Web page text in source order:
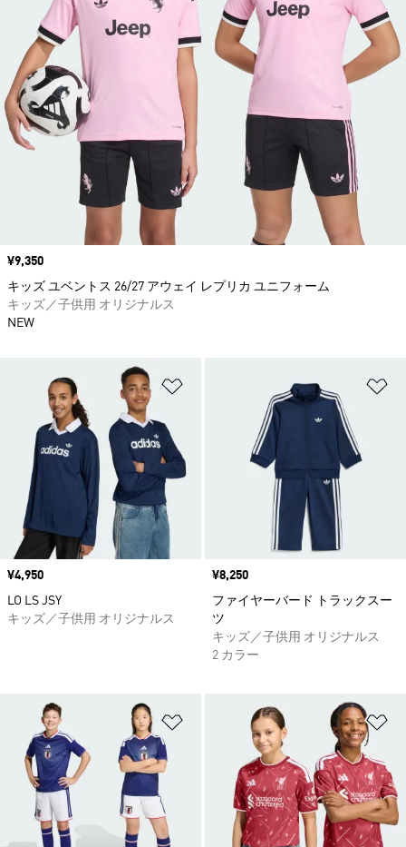
ほしいものリストに追加
価格
¥4,950
LO LS JSY
キッズ／子供用 オリジナルス
価格
¥8,250
ファイヤーバード トラックスー
ツ
キッズ／子供用 オリジナルス
2 カラー
ほしいものリストに追加
価格
¥9,350
キッズ ユベントス 26/27 アウェイ レプリカ ユニフォーム
キッズ／子供用 オリジナルス
NEW